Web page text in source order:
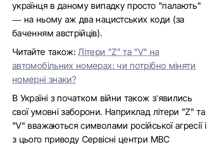
українця в даному випадку просто "палають"
— на ньому аж два нацистських коди (за
баченням австрійців).
Читайте також:Літери "Z" та "V" на
автомобільних номерах: чи потрібно міняти
номерні знаки?
В Україні з початком війни також з’явились
свої умовні заборони. Наприклад літери "Z" та
"V" вважаються символами російської агресії і
з цього приводу Сервісні центри МВС